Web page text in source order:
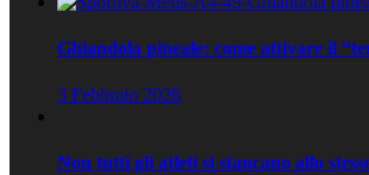
Ghiandola pineale: come attivare il
3 Febbraio 2026
Non tutti gli atleti si stancano allo